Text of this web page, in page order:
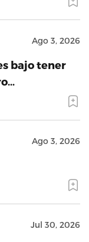
Ago 3, 2026
bajo tener
Ago 3, 2026
Jul 30, 2026